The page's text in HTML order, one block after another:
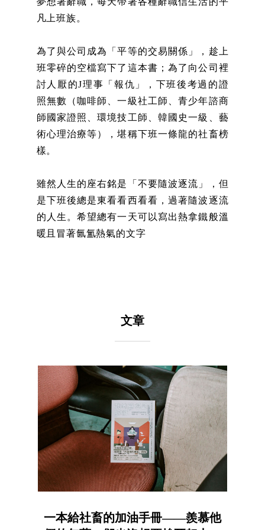
凡上班族。
為了與公司成為「平等的交易關係」，趁上
班零碎的空檔寫下了這本書；為了向公司裡
討人厭的J理事「報仇」，下班後考過的證
照無數（咖啡師、一級社工師、青少年諮商
師國家證照、環境技工師、韓國史一級、藝
術心理治療等），堪稱下班一條龍的社畜榜
樣。
雖然人生的座右銘是「不要隨波逐流」，但
是下班後總是東看看西看看，過著隨波逐流
的人生。希望總有一天可以寫出熱拿鐵般溫
暖且冒著氤氳熱氣的文字
文章
一本給社畜的加油手冊——羨慕他